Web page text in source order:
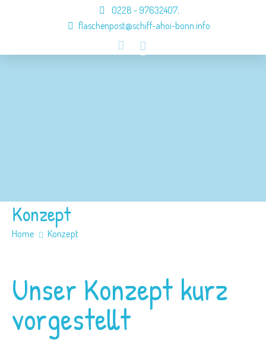
0228 - 97632407;
flaschenpost@schiff-ahoi-bonn.info
Konzept
Home Konzept
Unser Konzept kurz
vorgestellt